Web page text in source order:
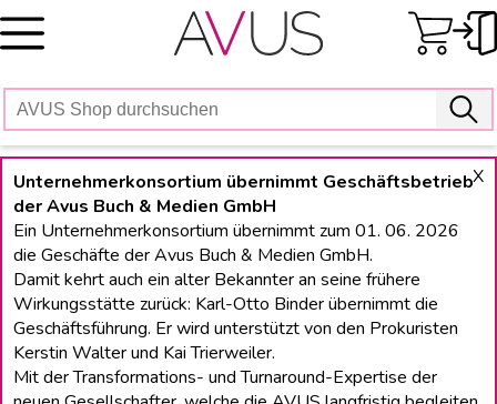
Skip
to
X
Unternehmerkonsortium übernimmt Geschäftsbetrieb
der Avus Buch & Medien GmbH
Ein Unternehmerkonsortium übernimmt zum 01. 06. 2026
die Geschäfte der Avus Buch & Medien GmbH.
Damit kehrt auch ein alter Bekannter an seine frühere
Wirkungsstätte zurück: Karl-Otto Binder übernimmt die
Geschäftsführung. Er wird unterstützt von den Prokuristen
Kerstin Walter und Kai Trierweiler.
Mit der Transformations- und Turnaround-Expertise der